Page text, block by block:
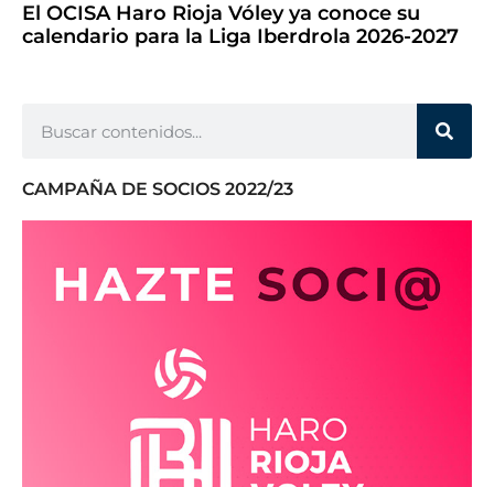
El OCISA Haro Rioja Vóley ya conoce su
calendario para la Liga Iberdrola 2026-2027
CAMPAÑA DE SOCIOS 2022/23